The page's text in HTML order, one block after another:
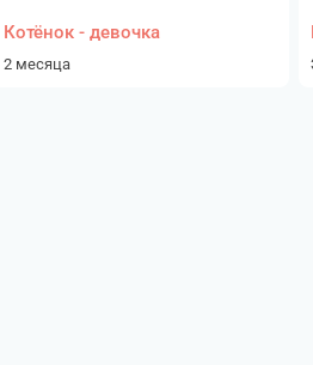
Котёнок - девочка
2 месяца